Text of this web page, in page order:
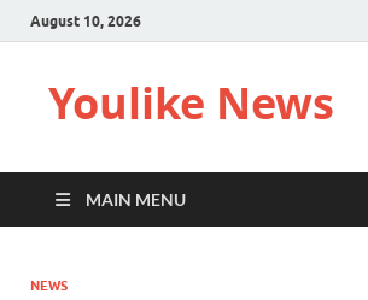
August 10, 2026
Youlike News
MAIN MENU
NEWS